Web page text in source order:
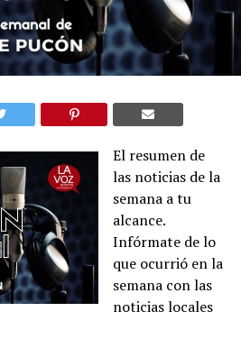
El resumen de
las noticias de la
semana a tu
alcance.
Infórmate de lo
que ocurrió en la
semana con las
noticias locales